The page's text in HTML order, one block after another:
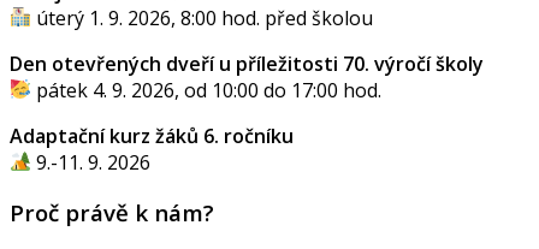
úterý 1. 9. 2026, 8:00 hod. před školou
Den otevřených dveří u příležitosti 70. výročí školy
pátek 4. 9. 2026, od 10:00 do 17:00 hod.
Adaptační kurz žáků 6. ročníku
9.-11. 9. 2026
Proč právě k nám?